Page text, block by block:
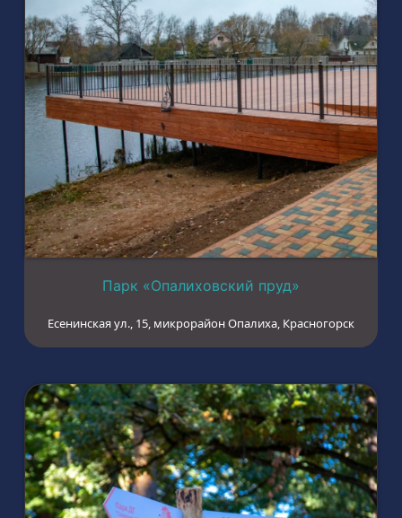
Парк «Опалиховский пруд»
Есенинская ул., 15, микрорайон Опалиха, Красногорск